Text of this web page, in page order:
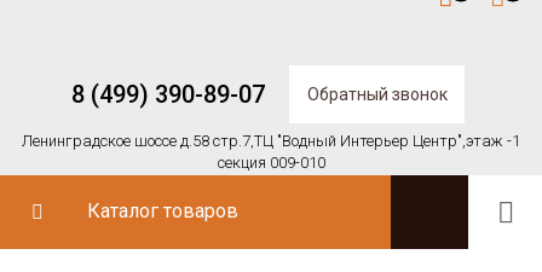
8 (499) 390-89-07 Обратный звонок
Ленинградское шоссе д.58 стр.7,ТЦ "Водный Интерьер Центр",этаж -1
секция 009-010
Каталог товаров